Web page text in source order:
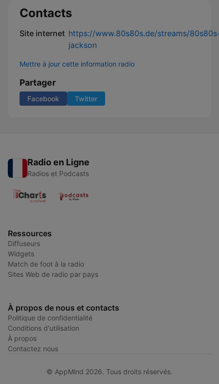
Contacts
Site internet https://www.80s80s.de/streams/
jackson
Mettre à jour cette information radio
Partager
Facebook Twitter
Radio en Ligne
Radios et Podcasts
Ressources
Diffuseurs
Widgets
Match de foot à la radio
Sites Web de radio par pays
À propos de nous et contacts
Politique de confidentialité
Conditions d'utilisation
À propos
Contactez nous
© AppMind 2026. Tous droits réservés.